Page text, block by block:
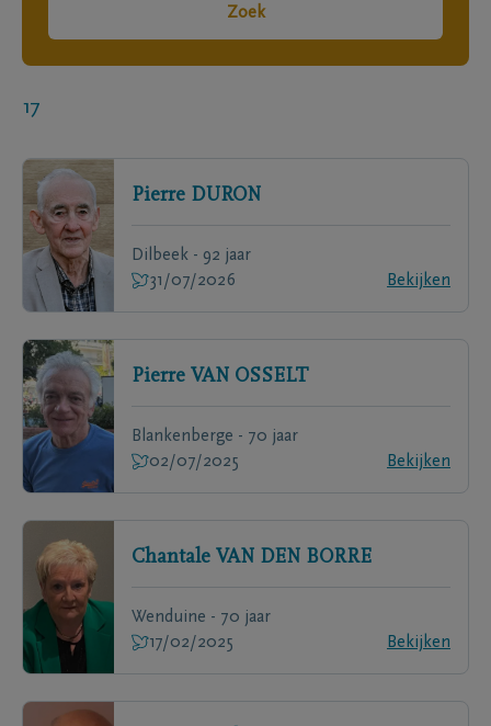
Zoek
17
Pierre DURON
Dilbeek - 92 jaar
31/07/2026
Bekijken
Pierre VAN OSSELT
Blankenberge - 70 jaar
02/07/2025
Bekijken
Chantale VAN DEN BORRE
Wenduine - 70 jaar
17/02/2025
Bekijken